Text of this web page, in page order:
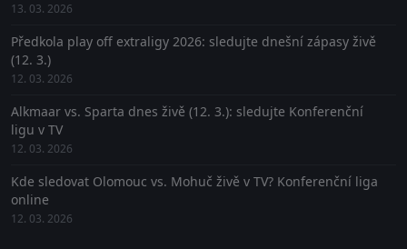
13. 03. 2026
Předkola play off extraligy 2026: sledujte dnešní zápasy živě
(12. 3.)
12. 03. 2026
Alkmaar vs. Sparta dnes živě (12. 3.): sledujte Konferenční
ligu v TV
12. 03. 2026
Kde sledovat Olomouc vs. Mohuč živě v TV? Konferenční liga
online
12. 03. 2026